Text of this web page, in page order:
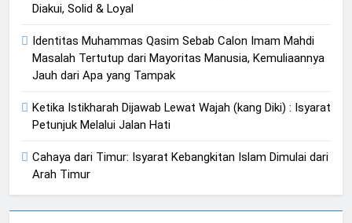
Diakui, Solid & Loyal
Identitas Muhammas Qasim Sebab Calon Imam Mahdi
Masalah Tertutup dari Mayoritas Manusia, Kemuliaannya
Jauh dari Apa yang Tampak
Ketika Istikharah Dijawab Lewat Wajah (kang Diki) : Isyarat
Petunjuk Melalui Jalan Hati
Cahaya dari Timur: Isyarat Kebangkitan Islam Dimulai dari
Arah Timur